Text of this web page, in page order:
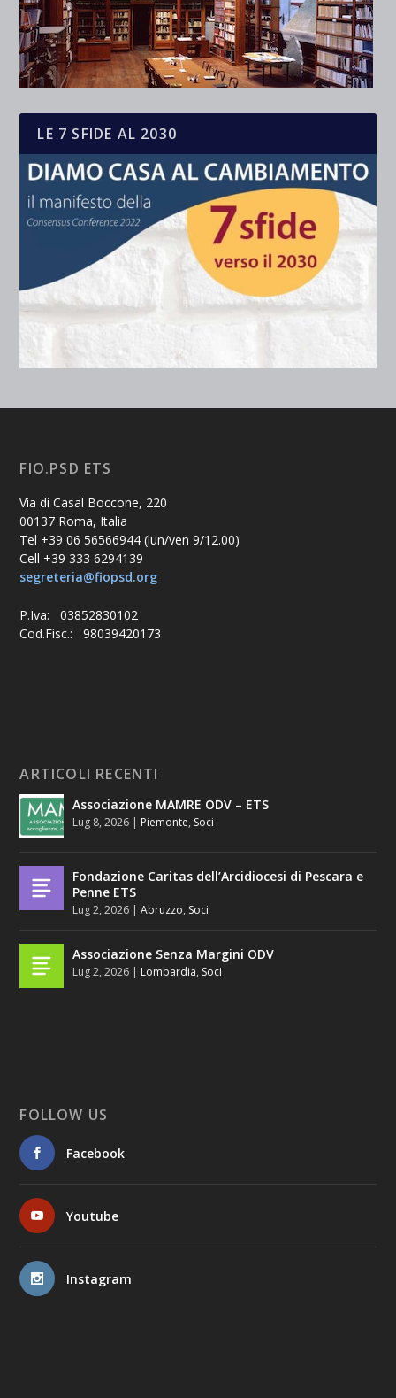
LE 7 SFIDE AL 2030
FIO.PSD ETS
Via di Casal Boccone, 220
00137 Roma, Italia
Tel +39 06 56566944 (lun/ven 9/12.00)
Cell +39 333 6294139
segreteria@fiopsd.org
P.Iva: 03852830102
Cod.Fisc.: 98039420173
ARTICOLI RECENTI
Associazione MAMRE ODV – ETS
Lug 8, 2026 Piemonte, Soci
Fondazione Caritas dell’Arcidiocesi di Pescara e
Penne ETS
Lug 2, 2026 |Abruzzo, Soci
Associazione Senza Margini ODV
Lug 2, 2026 Lombardia, Soci
FOLLOW US
Facebook
Youtube
Instagram